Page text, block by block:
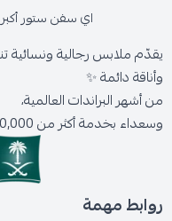
اي سفن ستور
يقدّم ملابس رجالية ونسائية
وأناقة دائمة ✨
من أشهر البراندات العالمية،
وسعداء بخدمة أكثر من 300,000 عميل حول المملكة.
روابط مهمة